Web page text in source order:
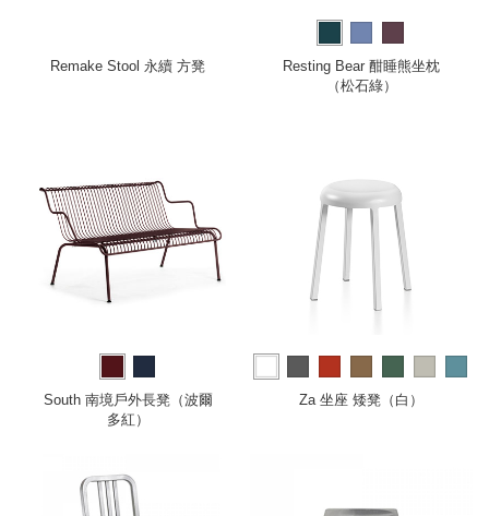
Remake Stool 永續 方凳
Resting Bear 酣睡熊坐枕
（松石綠）
South 南境戶外長凳（波爾
多紅）
more
Za 坐座 矮凳（白）